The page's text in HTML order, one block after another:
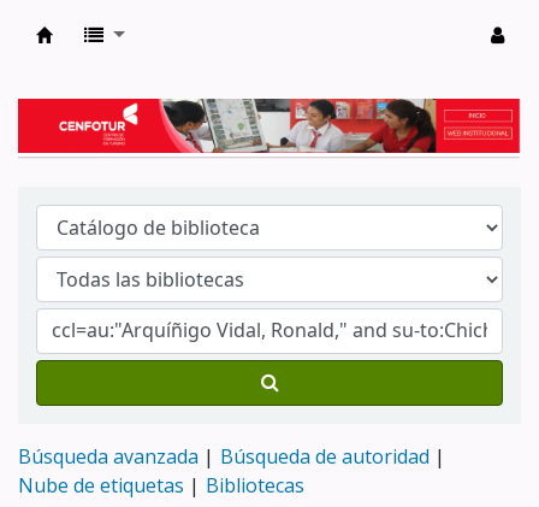
Búsqueda avanzada
Búsqueda de autoridad
Nube de etiquetas
Bibliotecas